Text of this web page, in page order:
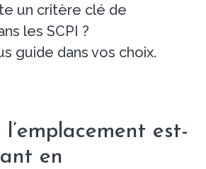
un critère clé de
les SCPI ?
guide dans vos choix.
l’emplacement est-
en